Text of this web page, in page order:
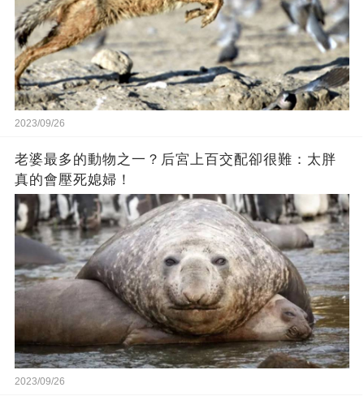
2023/09/26
老婆最多的動物之一？后宮上百交配卻很難：太胖
真的會壓死媳婦！
2023/09/26